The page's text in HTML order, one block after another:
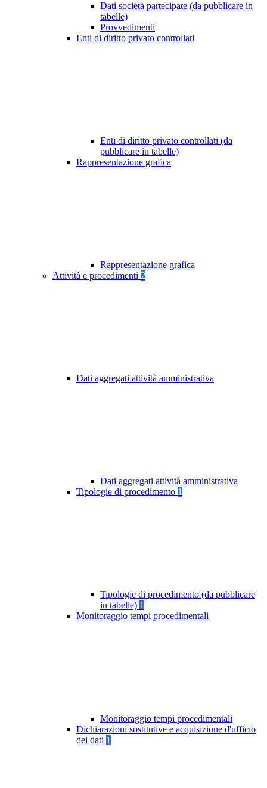
Dati società partecipate (da pubblicare in
tabelle)
Provvedimenti
Enti di diritto privato controllati
Enti di diritto privato controllati (da
pubblicare in tabelle)
Rappresentazione grafica
Rappresentazione grafica
Attività e procedimenti 2
Dati aggregati attività amministrativa
Dati aggregati attività amministrativa
Tipologie di procedimento 1
Tipologie di procedimento (da pubblicare
in tabelle) 1
Monitoraggio tempi procedimentali
Monitoraggio tempi procedimentali
Dichiarazioni sostitutive e acquisizione d'ufficio
dei dati 1